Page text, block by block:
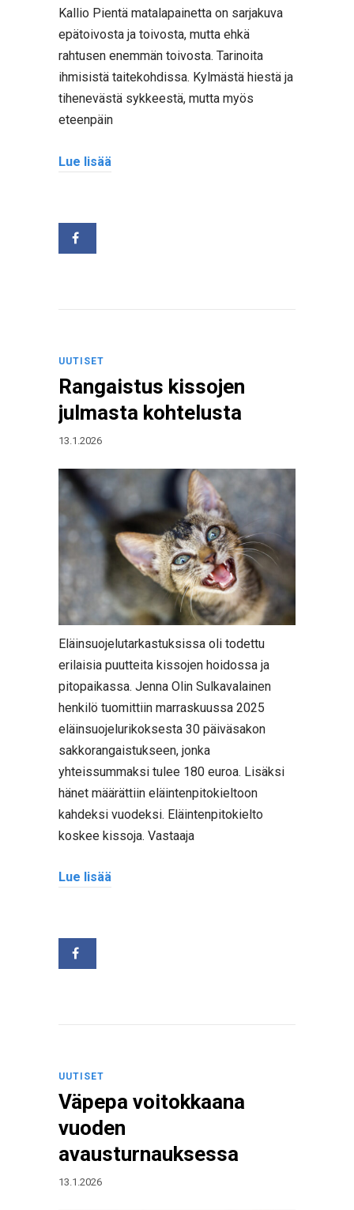
Kallio Pientä matalapainetta on sarjakuva
epätoivosta ja toivosta, mutta ehkä
rahtusen enemmän toivosta. Tarinoita
ihmisistä taitekohdissa. Kylmästä hiestä ja
tihenevästä sykkeestä, mutta myös
eteenpäin
Lue lisää
UUTISET
Rangaistus kissojen
julmasta kohtelusta
13.1.2026
Eläinsuojelutarkastuksissa oli todettu
erilaisia puutteita kissojen hoidossa ja
pitopaikassa. Jenna Olin Sulkavalainen
henkilö tuomittiin marraskuussa 2025
eläinsuojelurikoksesta 30 päiväsakon
sakkorangaistukseen, jonka
yhteissummaksi tulee 180 euroa. Lisäksi
hänet määrättiin eläintenpitokieltoon
kahdeksi vuodeksi. Eläintenpitokielto
koskee kissoja. Vastaaja
Lue lisää
UUTISET
Väpepa voitokkaana
vuoden
avausturnauksessa
13.1.2026